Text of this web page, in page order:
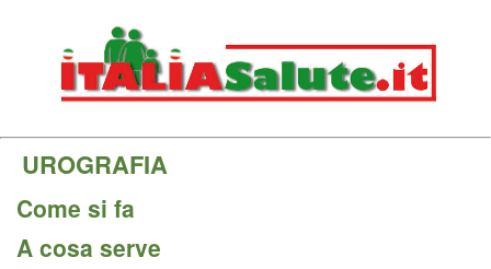
UROGRAFIA
Come si fa
A cosa serve